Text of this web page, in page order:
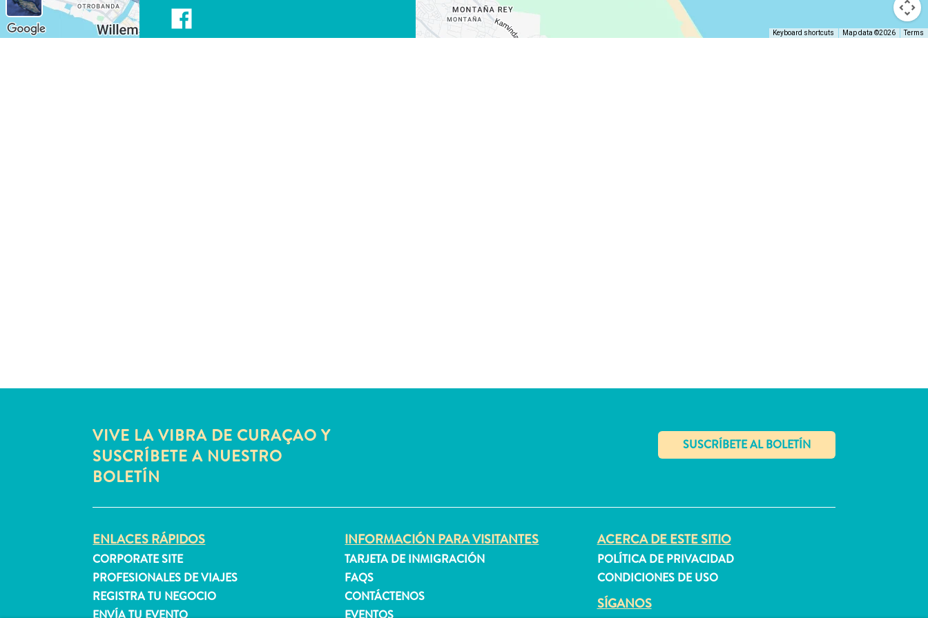
FACEBOOK Keyboard shortcuts Map data ©2026 Terms
VIVE LA VIBRA DE CURAÇAO Y
SUSCRÍBETE A NUESTRO
BOLETÍN
✕
ENLACES RÁPIDOS
CORPORATE SITE
PROFESIONALES DE VIAJES
REGISTRA TU NEGOCIO
INFORMACIÓN PARA VISITANTES
TARJETA DE INMIGRACIÓN
FAQS
CONTÁCTENOS
ACERCA DE ESTE SITIO
POLÍTICA DE PRIVACIDAD
CONDICIONES DE USO
SÍGANOS